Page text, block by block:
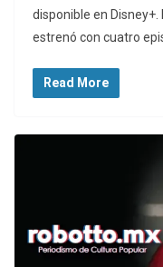
disponible en
estrenó con cuatro
Read More